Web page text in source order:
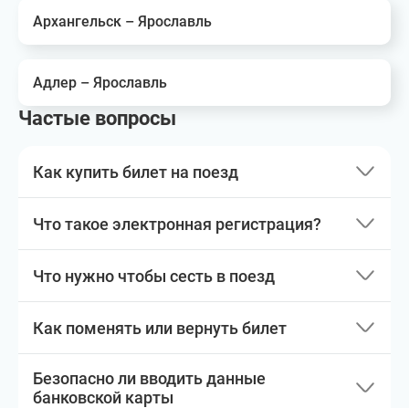
Архангельск – Ярославль
Адлер – Ярославль
Частые вопросы
Как купить билет на поезд
Что такое электронная регистрация?
Что нужно чтобы сесть в поезд
Как поменять или вернуть билет
Безопасно ли вводить данные
банковской карты